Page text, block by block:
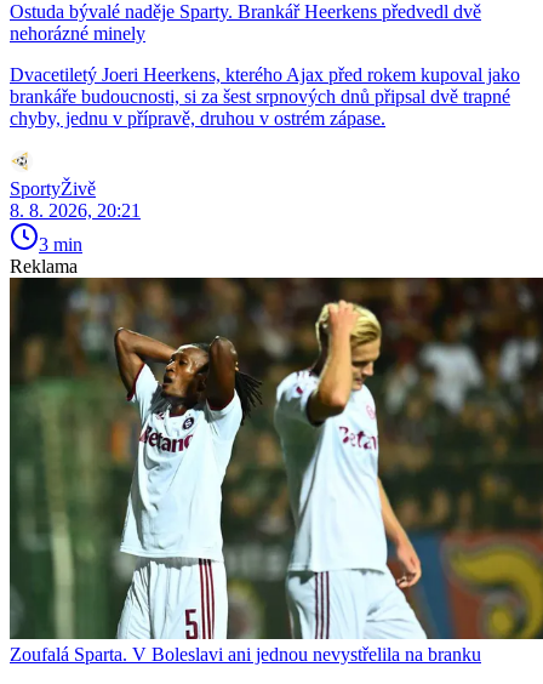
Ostuda bývalé naděje Sparty. Brankář Heerkens předvedl dvě
nehorázné minely
Dvacetiletý Joeri Heerkens, kterého Ajax před rokem kupoval jako
brankáře budoucnosti, si za šest srpnových dnů připsal dvě trapné
chyby, jednu v přípravě, druhou v ostrém zápase.
SportyŽivě
8. 8. 2026, 20:21
3 min
Reklama
Zoufalá Sparta. V Boleslavi ani jednou nevystřelila na branku